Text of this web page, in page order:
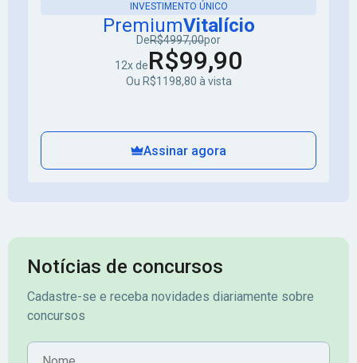
INVESTIMENTO ÚNICO
PremiumVitalício
DeR$4997,00por
12x deR$99,90
Ou R$1198,80 à vista
Assinar agora
Notícias de concursos
Cadastre-se e receba novidades diariamente sobre
concursos
Nome